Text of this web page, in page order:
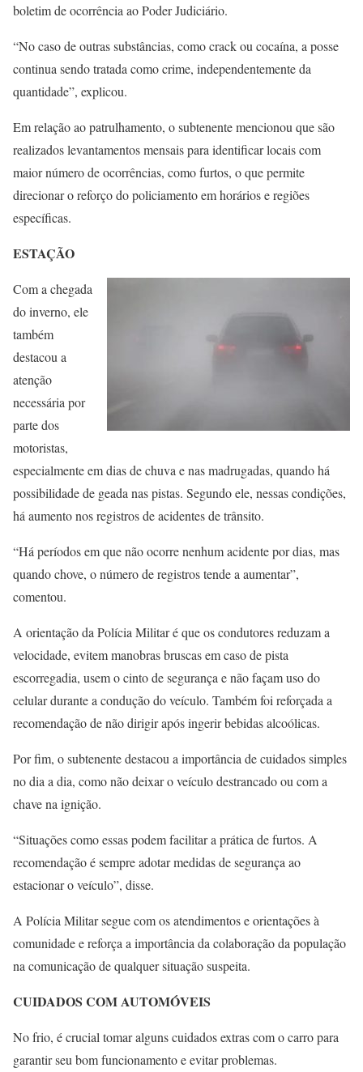
boletim de ocorrência ao Poder Judiciário.
“No caso de outras substâncias, como crack ou cocaína, a posse
continua sendo tratada como crime, independentemente da
quantidade”, explicou.
Em relação ao patrulhamento, o subtenente mencionou que são
realizados levantamentos mensais para identificar locais com
maior número de ocorrências, como furtos, o que permite
direcionar o reforço do policiamento em horários e regiões
específicas.
ESTAÇÃO
Com a chegada
do inverno, ele
também
destacou a
atenção
necessária por
parte dos
motoristas,
especialmente em dias de chuva e nas madrugadas, quando há
possibilidade de geada nas pistas. Segundo ele, nessas condições,
há aumento nos registros de acidentes de trânsito.
“Há períodos em que não ocorre nenhum acidente por dias, mas
quando chove, o número de registros tende a aumentar”,
comentou.
A orientação da Polícia Militar é que os condutores reduzam a
velocidade, evitem manobras bruscas em caso de pista
escorregadia, usem o cinto de segurança e não façam uso do
celular durante a condução do veículo. Também foi reforçada a
recomendação de não dirigir após ingerir bebidas alcoólicas.
Por fim, o subtenente destacou a importância de cuidados simples
no dia a dia, como não deixar o veículo destrancado ou com a
chave na ignição.
“Situações como essas podem facilitar a prática de furtos. A
recomendação é sempre adotar medidas de segurança ao
estacionar o veículo”, disse.
A Polícia Militar segue com os atendimentos e orientações à
comunidade e reforça a importância da colaboração da população
na comunicação de qualquer situação suspeita.
CUIDADOS COM AUTOMÓVEIS
No frio, é crucial tomar alguns cuidados extras com o carro para
garantir seu bom funcionamento e evitar problemas.